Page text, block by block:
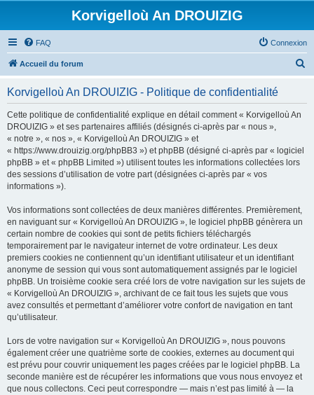
Korvigelloù An DROUIZIG
FAQ Connexion
Accueil du forum
Korvigelloù An DROUIZIG - Politique de confidentialité
Cette politique de confidentialité explique en détail comment « Korvigelloù An
DROUIZIG » et ses partenaires affiliés (désignés ci-après par « nous »,
« notre », « nos », « Korvigelloù An DROUIZIG » et
« https://www.drouizig.org/phpBB3 ») et phpBB (désigné ci-après par « logiciel
phpBB » et « phpBB Limited ») utilisent toutes les informations collectées lors
des sessions d’utilisation de votre part (désignées ci-après par « vos
informations »).
Vos informations sont collectées de deux manières différentes. Premièrement,
en naviguant sur « Korvigelloù An DROUIZIG », le logiciel phpBB génèrera un
certain nombre de cookies qui sont de petits fichiers téléchargés
temporairement par le navigateur internet de votre ordinateur. Les deux
premiers cookies ne contiennent qu’un identifiant utilisateur et un identifiant
anonyme de session qui vous sont automatiquement assignés par le logiciel
phpBB. Un troisième cookie sera créé lors de votre navigation sur les sujets de
« Korvigelloù An DROUIZIG », archivant de ce fait tous les sujets que vous
avez consultés et permettant d’améliorer votre confort de navigation en tant
qu’utilisateur.
Lors de votre navigation sur « Korvigelloù An DROUIZIG », nous pouvons
également créer une quatrième sorte de cookies, externes au document qui
est prévu pour couvrir uniquement les pages créées par le logiciel phpBB. La
seconde manière est de récupérer les informations que vous nous envoyez et
que nous collectons. Ceci peut correspondre — mais n’est pas limité à — la